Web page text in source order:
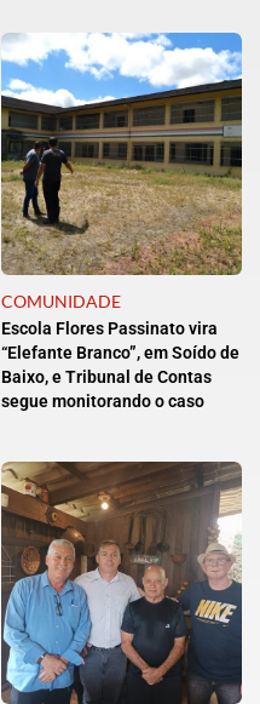
COMUNIDADE
Escola Flores Passinato vira
“Elefante Branco”, em Soído de
Baixo, e Tribunal de Contas
segue monitorando o caso